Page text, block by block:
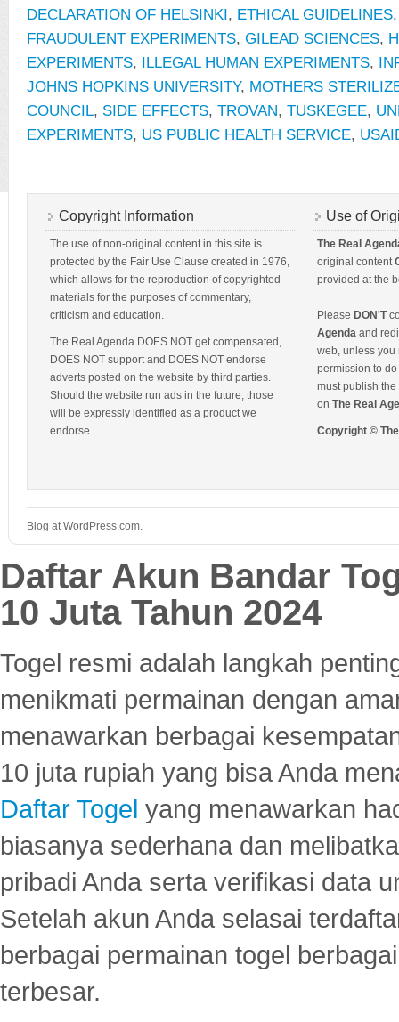
DECLARATION OF HELSINKI, ETHICAL GUIDELINES
FRAUDULENT EXPERIMENTS, GILEAD SCIENCES,
EXPERIMENTS, ILLEGAL HUMAN EXPERIMENTS,
JOHNS HOPKINS UNIVERSITY, MOTHERS
COUNCIL, SIDE EFFECTS, TROVAN, TUSKEGEE,
EXPERIMENTS, US PUBLIC HEALTH SERVICE,
Copyright Information
The use of non-original content in this site is
protected by the Fair Use Clause created in 1976,
which allows for the reproduction of copyrighted
materials for the purposes of commentary,
criticism and education.
The Real Agenda DOES NOT get compensated,
DOES NOT support and DOES NOT endorse
adverts posted on the website by third parties.
Should the website run ads in the future, those
will be expressly identified as a product we
endorse.
Use of
The Real
original content
provided at the
Please DON'T
Agenda and
web, unless you
permission to
must publish
on The Real
Copyright ©
Blog at WordPress.com.
Daftar Akun Bandar
10 Juta Tahun 2024
Togel resmi adalah langkah
menikmati permainan dengan
menawarkan berbagai
10 juta rupiah yang bisa Anda
Daftar Togel yang menawarkan
biasanya sederhana dan
pribadi Anda serta verifikasi data
Setelah akun Anda selasai
berbagai permainan togel
terbesar.